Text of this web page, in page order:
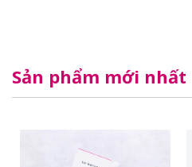
Sản phẩm mới nhất